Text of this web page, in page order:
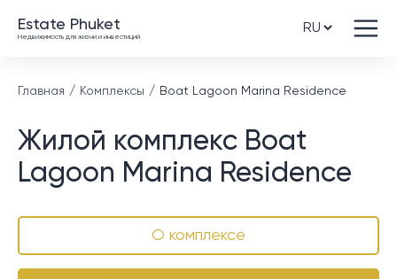
Estate Phuket
Недвижимость для жизни и инвестиций
Главная Комплексы Boat Lagoon Marina Residence
Жилой комплекс Boat
Lagoon Marina Residence
О комплексе